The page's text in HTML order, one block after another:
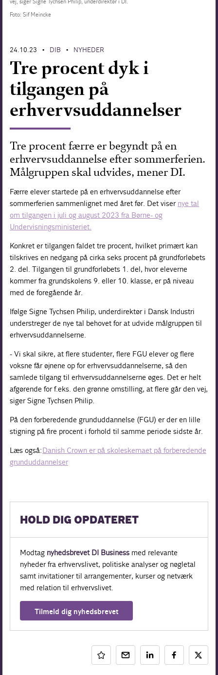
Forskning
vej, siger Signe Tychsen Philip, underdirektør i DI.
Foto: Sif Meincke
24.10.23 • DIB • NYHEDER
Tre procent dyk i
tilgangen på
erhvervsuddannelser
Tre procent færre er begyndt på en
erhvervsuddannelse efter sommerferien.
Målgruppen skal udvides, mener DI.
Færre elever startede på en erhvervsuddannelse efter
sommerferien sammenlignet med året før. Det viser nye tal
om tilgangen i juli og august 2023 fra Børne- og
Undervisningsministeriet.
Konkret er tilgangen faldet tre procent, hvilket primært kan
tilskrives en nedgang på cirka seks procent på grundforløbets
2. del. Tilgangen til grundforløbets 1. del, hvor eleverne
kommer fra grundskolens 9. eller 10. klasse, er på niveau
med de foregående år.
Ifølge Signe Tychsen Philip, underdirektør i Dansk Industri
understreger de nye tal behovet for at udvide målgruppen til
erhvervsuddannelserne.
- Vi skal sikre, at flere studenter, flere FGU elever og flere
voksne får øjnene op for erhvervsuddannelserne, så den
samlede tilgang til erhvervsuddannelserne øges. Det er helt
afgørende for f.eks. den grønne omstilling, at flere går den vej,
siger Signe Tychsen Philip.
På den forberedende grunduddannelse (FGU) er der en lille
stigning på fire procent i forhold til samme periode sidste år.
Læs også:Danish Crown er på skoleskemaet på forberedende
grunduddannelser
HOLD DIG OPDATERET
Modtag nyhedsbrevet DI Business med relevante
nyheder fra erhvervslivet, politiske analyser og nøgletal
samt invitationer til arrangementer, kurser og netværk
med relation til erhvervslivet.
Tilmeld dig nyhedsbrevet